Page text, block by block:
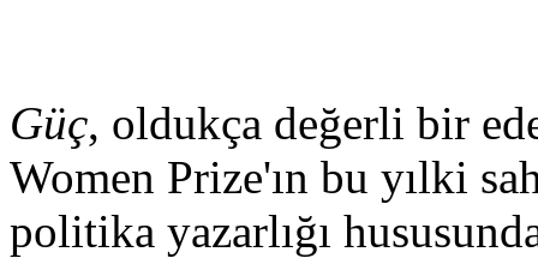
Güç, oldukça değerli bir
Women Prize'ın bu yılki
politika yazarlığı